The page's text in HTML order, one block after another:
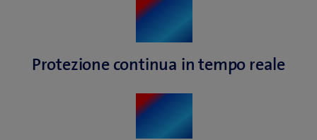
Protezione continua in tempo reale